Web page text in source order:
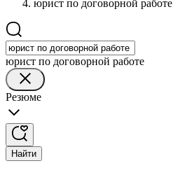
юрист по договорной работе
юрист по договорной работе
Резюме
Найти